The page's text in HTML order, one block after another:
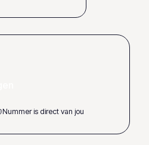
Nummer is direct van jou